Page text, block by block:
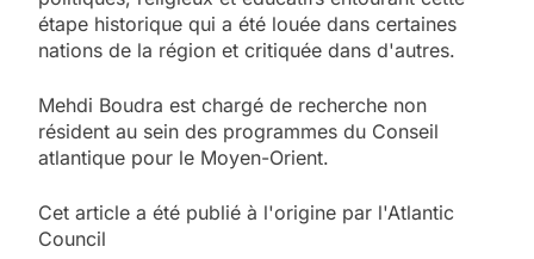
étape historique qui a été louée dans certaines
nations de la région et critiquée dans d'autres.
Mehdi Boudra est chargé de recherche non
résident au sein des programmes du Conseil
atlantique pour le Moyen-Orient.
Cet article a été publié à l'origine par l'Atlantic
Council